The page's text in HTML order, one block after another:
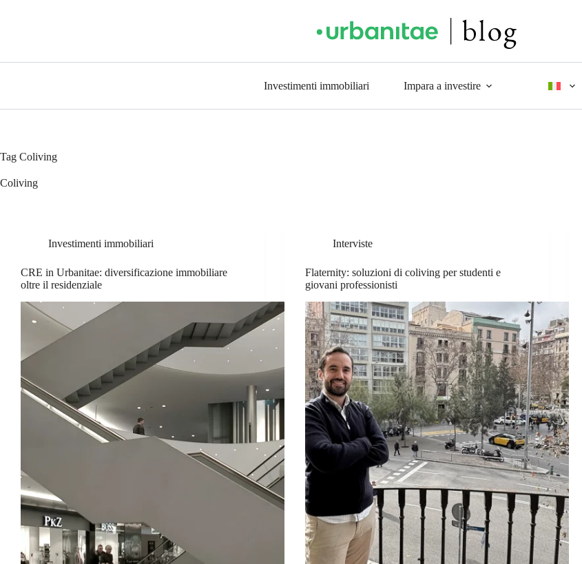
Investimenti immobiliari Impara a investire
Tag Coliving
Coliving
Investimenti immobiliari
CRE in Urbanitae: diversificazione immobiliare
oltre il residenziale
Interviste
Flaternity: soluzioni di coliving per studenti e
giovani professionisti